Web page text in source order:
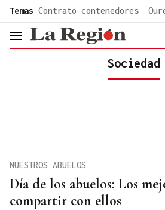
Temas Contrato contenedores
header.menu.open
Sociedad
Día de los abuelos: Los
compartir con ellos
NUESTROS ABUELOS